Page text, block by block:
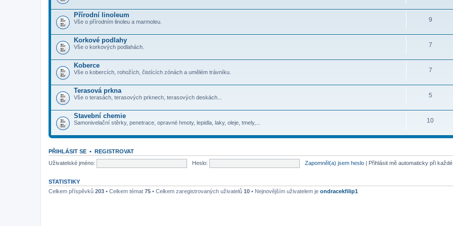
Přírodní linoleum
Vše o přírodním linoleu a marmoleu. 9
Korkové podlahy
Vše o korkových podlahách. 7
Koberce
Vše o kobercích, rohožích, čistících zónách a umělém trávníku. 7
Terasová prkna
Vše o terasách, terasových prknech, terasových deskách... 5
Stavební chemie
Samonivelační stěrky, penetrace, opravné hmoty, lepidla, laky, oleje, tmely,... 10
PŘIHLÁSIT SE • REGISTROVAT
Uživatelské jméno:
Heslo: Zapomněl(a) jsem heslo | Přihlásit mě automaticky při
STATISTIKY
Celkem příspěvků 203 • Celkem témat 75 • Celkem zaregistrovaných uživatelů 10 • Nejnovějším uživatelem je ondracekfilip1